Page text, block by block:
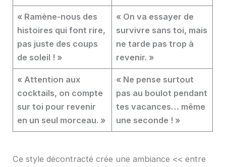
« Ramène-nous des
histoires qui font rire,
pas juste des coups
de soleil ! »
« On va essayer de
survivre sans toi, mais
ne tarde pas trop à
revenir. »
« Attention aux
cocktails, on compte
sur toi pour revenir
en un seul morceau. »
« Ne pense surtout
pas au boulot pendant
tes vacances… même
une seconde ! »
Ce style décontracté crée une ambiance << entre